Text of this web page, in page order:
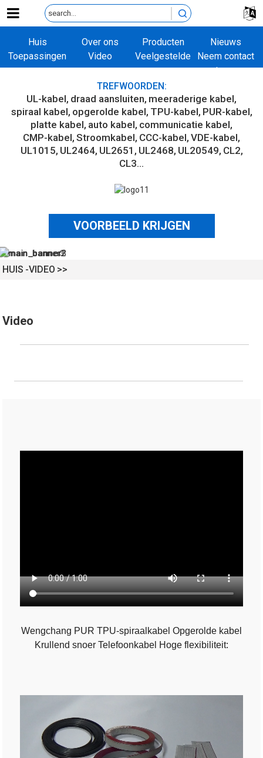
Huis Over ons Producten
Nieuws
Toepassingen
Video
Veelgestelde
vragen
Neem contact
met ons op
TREFWOORDEN:
UL-kabel draad aansluiten meeraderige kabel
spiraal kabel opgerolde kabel TPU-kabel PUR-kabel
platte kabel auto kabel communicatie kabel
CMP-kabel Stroomkabel CCC-kabel VDE-kabel
UL1015 UL2464 UL2651 UL2468 UL20549 CL2
CL3...
VOORBEELD KRIJGEN
HUIS VIDEO
Video
Wengchang PUR TPU-spiraalkabel Opgerolde kabel
Krullend snoer Telefoonkabel Hoge flexibiliteit: